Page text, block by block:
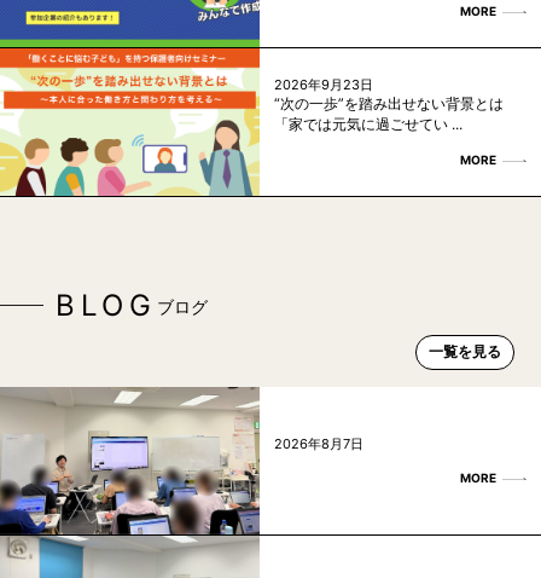
MORE
2026年9月23日
“次の一歩”を踏み出せない背景とは
「家では元気に過ごせてい ...
MORE
BLOG ブログ
一覧を見る
2026年8月7日
MORE